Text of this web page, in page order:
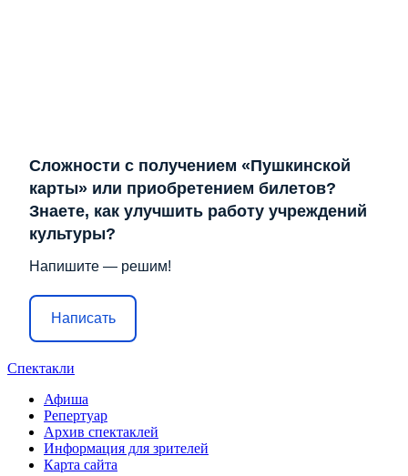
Сложности с получением «Пушкинской
карты» или приобретением билетов?
Знаете, как улучшить работу учреждений
культуры?
Напишите — решим!
Написать
Спектакли
Афиша
Репертуар
Архив спектаклей
Информация для зрителей
Карта сайта